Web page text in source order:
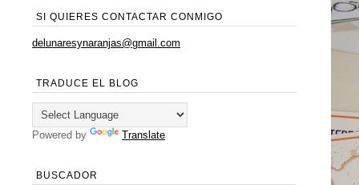
SI QUIERES CONTACTAR CONMIGO
delunaresynaranjas@gmail.com
TRADUCE EL BLOG
Powered by Translate
BUSCADOR